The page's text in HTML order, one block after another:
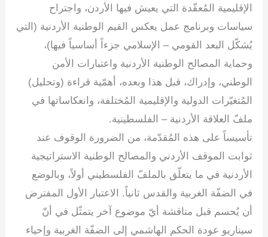
الإقليمية المُعقّدة التي يعيش فيها الأردن، واجتراح
سياسات وبرنامج عمل يعكس القيم الوطنية الأردنية (التي
يُشكّل البعد القومي – الإسلامي جزءاً أساسياً فيها)،
وحماية المصالح الوطنية الأردنية واعتبارات الأمن
الوطني، وإدراك، قبل هذا وبعده، أهمّية قراءة (وتحليل)
المُتغيّرات الدولية والإقليمية المُختلفة، وانعكاساتها في
ملفّ العلاقة الأردنية – الفلسطينية.
تأسيساً على هذه المُقدّمة، من الضرورة الوقوف عند
ثوابت الموقف الأردني والمصالح الوطنية الاستراتيجية
الأردنية في ما يتعلّق بالملفّ الفلسطيني أولاً، وبالوضع
في الضفّة الغربية والقدس ثانياً. الاعتبار الأول المفترض
أن يُحسم قبل مناقشة أيّ موضوع آخر يتمثّل في أنّ
سيناريو عودة الحكم الهاشمي إلى الضفّة الغربية وإحياء